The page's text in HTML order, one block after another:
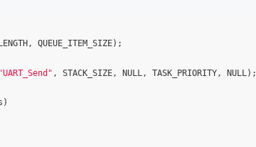
QUEUE_ITEM_SIZE);
"UART_Send" , STACK_SIZE, NULL, TASK_PRIORITY, NULL);